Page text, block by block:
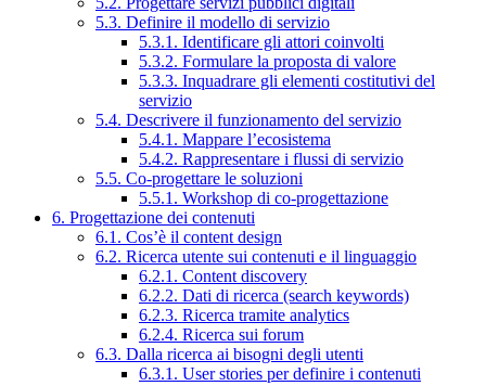
5.3. Definire il modello di servizio
5.3.1. Identificare gli attori coinvolti
5.3.2. Formulare la proposta di valore
5.3.3. Inquadrare gli elementi costitutivi del
servizio
5.4. Descrivere il funzionamento del servizio
5.4.1. Mappare l’ecosistema
5.4.2. Rappresentare i flussi di servizio
5.5. Co-progettare le soluzioni
5.5.1. Workshop di co-progettazione
6. Progettazione dei contenuti
6.1. Cos’è il content design
6.2. Ricerca utente sui contenuti e il linguaggio
6.2.1. Content discovery
6.2.2. Dati di ricerca (search keywords)
6.2.3. Ricerca tramite analytics
6.2.4. Ricerca sui forum
6.3. Dalla ricerca ai bisogni degli utenti
6.3.1. User stories per definire i contenuti